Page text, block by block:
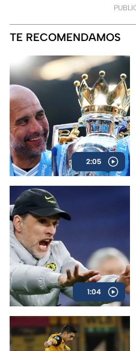
TE RECOMENDAMOS
2:05
1:04